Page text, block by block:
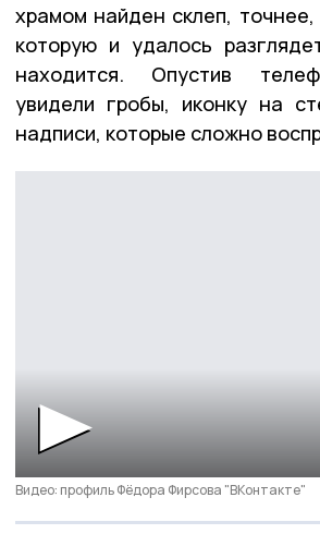
храмом найден склеп,
которую и удалось
находится. Опустив
увидели гробы, иконку на
надписи, которые сложно
Видео: профиль Фёдора Фирсова "ВКонтакте"